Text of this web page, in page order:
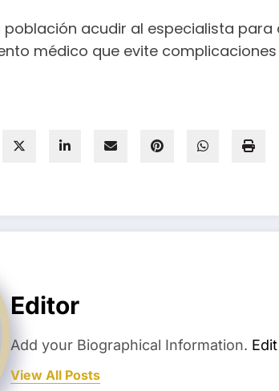
población acudir al especialista
médico que evite complicaciones
Editor
Add your Biographical Information.
View All Posts